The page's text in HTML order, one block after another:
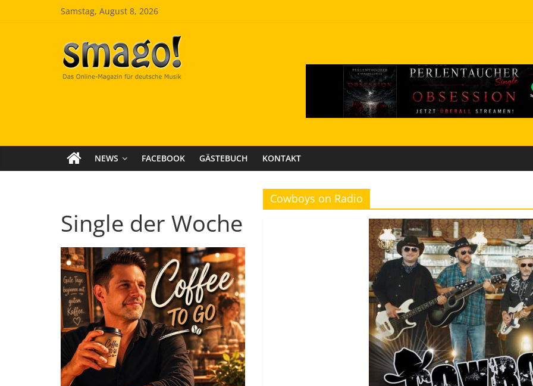
Samstag, August 8, 2026
Smago
SchlagerMAGazinOnline
NEWS FACEBOOK GÄSTEBUCH KONTAKT
Cowboys on Radio
Single der Woche